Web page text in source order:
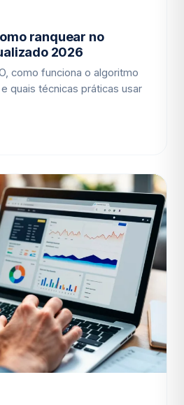
ranquear no
2026
como funciona o algoritmo
quais técnicas práticas usar